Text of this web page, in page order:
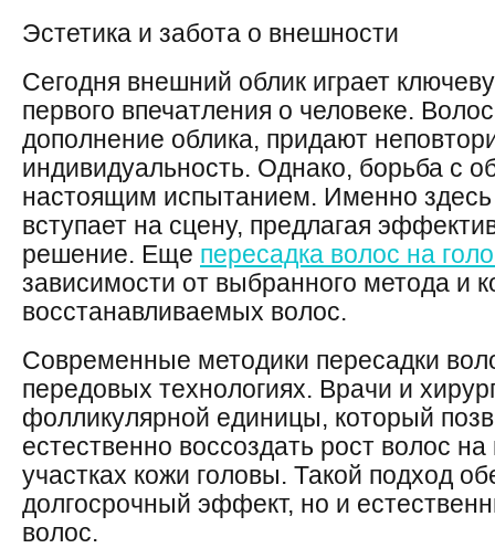
Эстетика и забота о внешности
Сегодня внешний облик играет
первого впечатления о человеке.
дополнение облика, придают
индивидуальность. Однако, борьба с
настоящим испытанием. Именно здесь
вступает на сцену, предлагая
решение. Еще пересадка волос на
зависимости от выбранного метода и
восстанавливаемых волос.
Современные методики пересадки
передовых технологиях. Врачи и
фолликулярной единицы, который
естественно воссоздать рост волос
участках кожи головы. Такой подход
долгосрочный эффект, но и
волос.